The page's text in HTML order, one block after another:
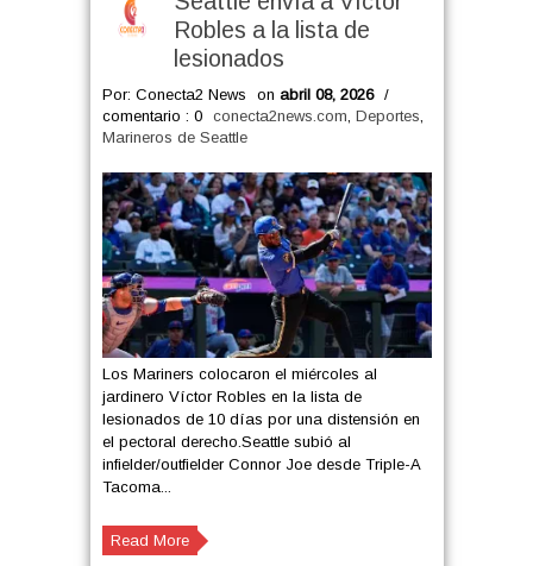
Robles a la lista de
lesionados
Por: Conecta2 News on abril 08, 2026
/
comentario : 0
conecta2news.com, Deportes,
Marineros de Seattle
Los Mariners colocaron el miércoles al
jardinero Víctor Robles en la lista de
lesionados de 10 días por una distensión en
el pectoral derecho.Seattle subió al
infielder/outfielder Connor Joe desde Triple-A
Tacoma...
Read More